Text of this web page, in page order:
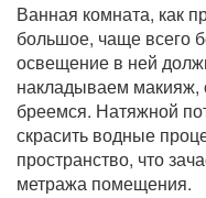
Ванная комната, как
большое, чаще всего
освещение в ней
накладываем макияж,
бреемся. Натяжной
скрасить водные
пространство, что
метража помещения.